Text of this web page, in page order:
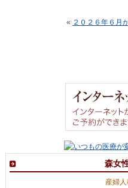
« ２０２６年６月
森女
産婦